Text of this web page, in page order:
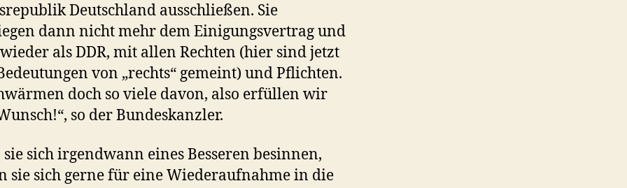
Deutschland ausschließen. Sie
dann nicht mehr dem Einigungsvertrag und
als DDR, mit allen Rechten (hier sind jetzt
von „rechts“ gemeint) und Pflichten.
doch so viele davon, also erfüllen wir
so der Bundeskanzler.
sie sich irgendwann eines Besseren besinnen,
sie sich gerne für eine Wiederaufnahme in die